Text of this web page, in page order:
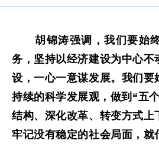
胡锦涛强调，我们要始
务，坚持以经济建设为中心不
设，一心一意谋发展。我们要
持续的科学发展观，做到“五
结构、深化改革、转变方式上
牢记没有稳定的社会局面，就